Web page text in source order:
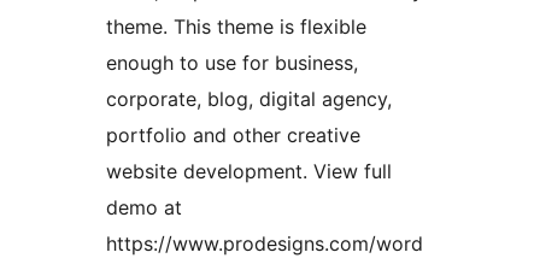
theme. This theme is flexible
enough to use for business,
corporate, blog, digital agency,
portfolio and other creative
website development. View full
demo at
https://www.prodesigns.com/word